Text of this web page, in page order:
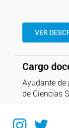
VER
Cargo
Ayudante de
de Ciencias